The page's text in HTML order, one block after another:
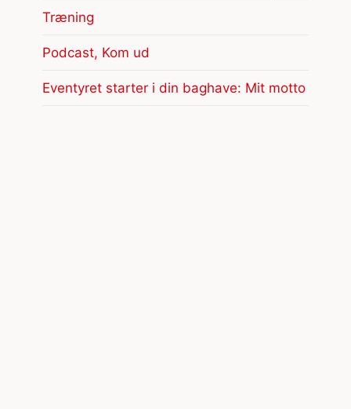
Træning
Podcast, Kom ud
Eventyret starter i din baghave: Mit motto